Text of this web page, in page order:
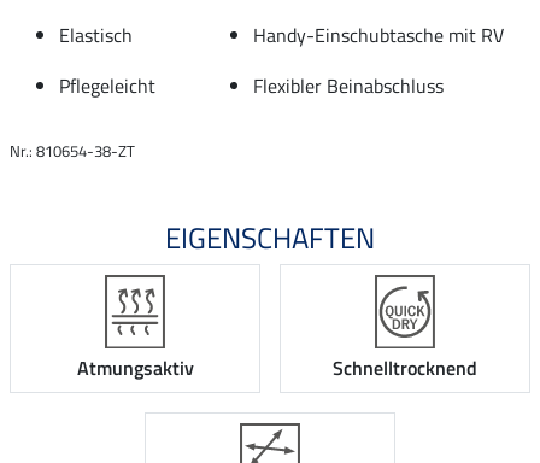
Elastisch
Handy-Einschubtasche mit RV
Pflegeleicht
Flexibler Beinabschluss
Nr.: 810654-38-ZT
EIGENSCHAFTEN
Atmungsaktiv Schnelltrocknend